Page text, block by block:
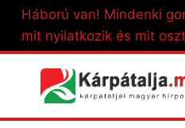
Skip
content
Háború van! Mindenki
mit nyilatkozik és mit